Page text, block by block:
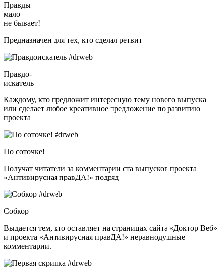
Правды
мало
не бывает!
Предназначен для тех, кто сделал ретвит
Правдо-
искатель
Каждому, кто предложит интересную тему нового выпуска
или сделает любое креативное предложение по развитию
проекта
По соточке!
Получат читатели за комментарии ста выпусков проекта
«Антивирусная правДА!» подряд
Собкор
Выдается тем, кто оставляет на страницах сайта «Доктор Веб»
и проекта «Антивирусная правДА!» неравнодушные
комментарии.